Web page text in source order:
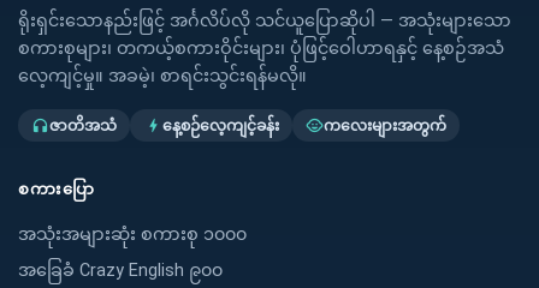
ရိုးရှင်းသောနည်းဖြင့် အင်္ဂလိပ်လို သင်ယူပြောဆိုပါ — အသုံးများသော
စကားစုများ၊ တကယ့်စကားဝိုင်းများ၊ ပုံဖြင့်ဝေါဟာရနှင့် နေ့စဉ်အသံ
လေ့ကျင့်မှု။ အခမဲ့၊ စာရင်းသွင်းရန်မလို။
headphonesဇာတိအသံ bolt နေ့စဉ်လေ့ကျင့်ခန်း child_careကလေးများအတွက်
စကားပြော
အသုံးအများဆုံး စကားစု ၁၀၀၀
အခြေခံ Crazy English ၉၀၀